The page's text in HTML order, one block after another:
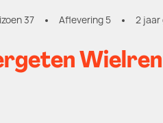
37 Aflevering 5 2 jaar